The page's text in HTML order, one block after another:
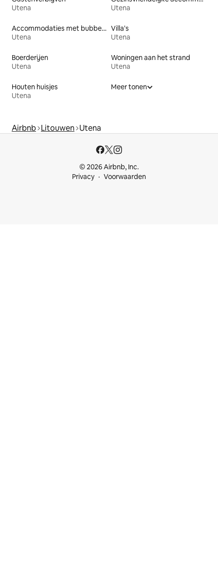
Utena
Utena
Accommodaties met bubbelbad
Utena
Villa's
Utena
Boerderijen
Utena
Woningen aan het strand
Utena
Houten huisjes
Utena
Meer tonen
Airbnb Litouwen Utena
© 2026 Airbnb, Inc.
Privacy
Voorwaarden